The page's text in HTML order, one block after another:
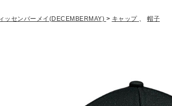
ッセンバーメイ(DECEMBERMAY) > キャップ 、 帽子